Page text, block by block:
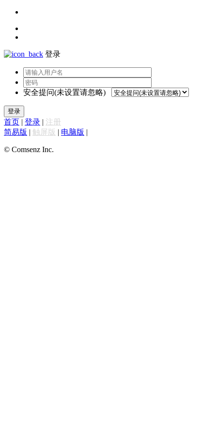
登录
安全提问(未设置请忽略)
登录
首页 | 登录 | 注册
简易版 | 触屏版 | 电脑版 |
© Comsenz Inc.